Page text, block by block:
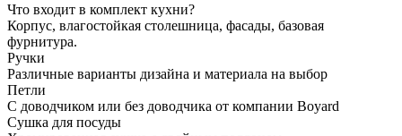
Что входит в комплект кухни?
Корпус, влагостойкая столешница, фасады, базовая
фурнитура.
Ручки
Различные варианты дизайна и материала на выбор
Петли
С доводчиком или без доводчика от компании Boyard
Сушка для посуды